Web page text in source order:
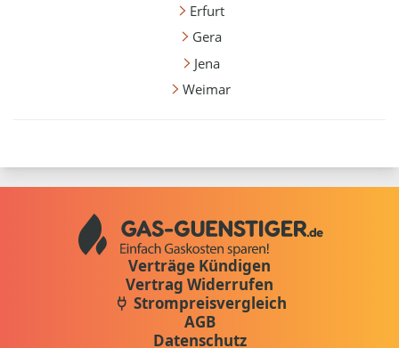
Erfurt
Gera
Jena
Weimar
Verträge Kündigen
Vertrag Widerrufen
Strompreisvergleich
AGB
Datenschutz